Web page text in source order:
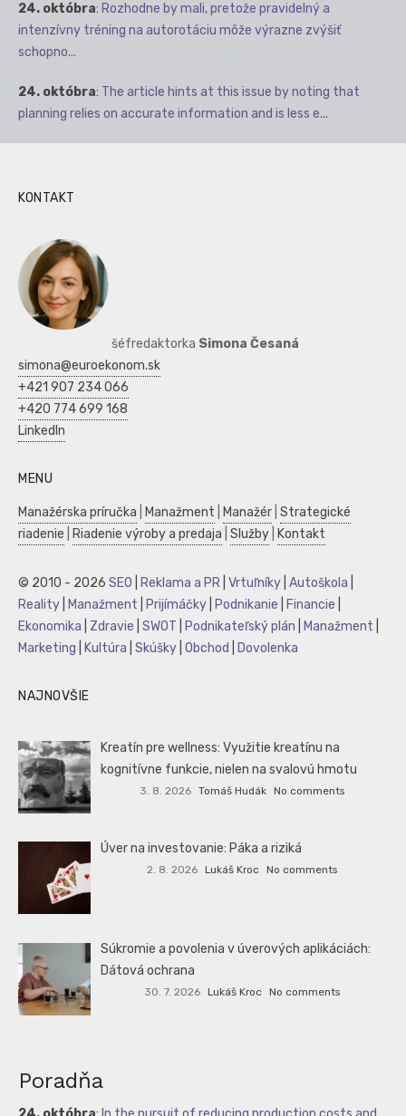
24. októbra: Rozhodne by mali, pretože pravidelný a
intenzívny tréning na autorotáciu môže výrazne zvýšiť
schopno...
24. októbra: The article hints at this issue by noting that
planning relies on accurate information and is less e...
KONTAKT
šéfredaktorka Simona Česaná
simona@euroekonom.sk
+421 907 234 066
+420 774 699 168
LinkedIn
MENU
Manažérska príručka Manažment Manažér Strategické
riadenie
Riadenie výroby a predaja Služby Kontakt
© 2010 - 2026 SEO Reklama a PR Vrtuľníky Autoškola
Reality
Manažment Prijímáčky Podnikanie Financie
Ekonomika
Zdravie SWOT Podnikateľský plán Manažment
Marketing
Kultúra Skúšky Obchod Dovolenka
NAJNOVŠIE
Kreatín pre wellness: Využitie kreatínu na
kognitívne funkcie, nielen na svalovú hmotu
3. 8. 2026 Tomáš Hudák No comments
Úver na investovanie: Páka a riziká
2. 8. 2026 Lukáš Kroc No comments
Súkromie a povolenia v úverových aplikáciách:
Dátová ochrana
30. 7. 2026 Lukáš Kroc No comments
Poradňa